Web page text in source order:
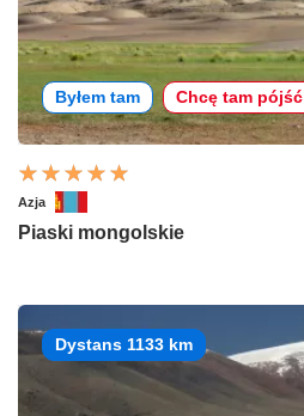
Byłem tam Chcę tam pójść
Azja
Piaski mongolskie
Dystans 1133 km